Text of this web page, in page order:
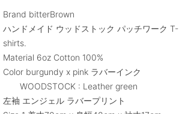
Brand bitterBrown
ハンドメイド ウッドストック パッチワーク T-
shirts.
Material 6oz Cotton 100%
Color burgundy x pink ラバーインク
WOODSTOCK : Leather green
左袖 エンジェル ラバープリント